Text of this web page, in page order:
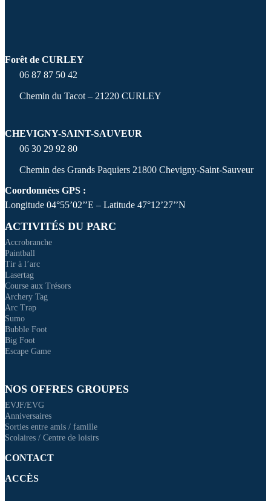
Forêt de CURLEY
06 87 87 50 42
Chemin du Tacot – 21220 CURLEY
CHEVIGNY-SAINT-SAUVEUR
06 30 29 92 80
Chemin des Grands Paquiers 21800 Chevigny-Saint-Sauveur
Coordonnées GPS :
Longitude 04°55’02’’E – Latitude 47°12’27’’N
ACTIVITÉS DU PARC
Accrobranche
Paintball
Tir à l’arc
Lasertag
Course aux Trésors
Archery Tag
Arc Trap
Sumo
Bubble Foot
Big Foot
Escape Game
NOS OFFRES GROUPES
EVJF/EVG
Anniversaires
Sorties entre amis / famille
Scolaires / Centre de loisirs
CONTACT
ACCÈS